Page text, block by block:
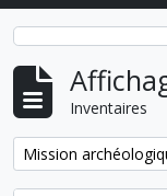
Inventaires
Remove filter: